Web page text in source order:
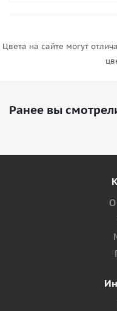
Цвета на сайте могут
Ранее вы